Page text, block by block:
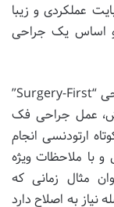
عملکردی و زیبا
و اساس یک جراحی
اما در برخی موارد خاص، مفهومی به نام جراحی “Surgery-First”
عمل جراحی فک
ارتودنسی انجام
با ملاحظات ویژه
مثال زمانی که
به اصلاح دارد